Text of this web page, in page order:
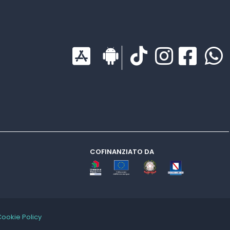
COFINANZIATO DA
Policy